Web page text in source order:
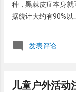
脓表现。治疗主要
留的断发，或白或
种，黑棘皮症本身就
据统计大约有90%以
样。就像牛肚或羊肚
很多的疾病讲到病
的表皮细胞增生而致
发表评论
儿童户外活动